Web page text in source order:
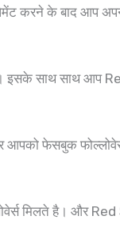
करने के बाद आप
साथ साथ आप
फेसबुक
मिलते है। और Red